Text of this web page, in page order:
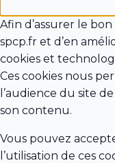
Afin d’assurer le
spcp.fr et d’en
cookies et
Ces cookies nous
l’audience du site
son contenu.
Vous pouvez
l’utilisation de ces